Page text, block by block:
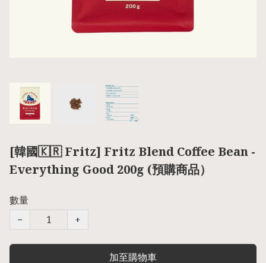
[韓國🇰🇷 Fritz] Fritz Blend Coffee Bean -
Everything Good 200g (預購商品）
數量
−
+
加至購物車